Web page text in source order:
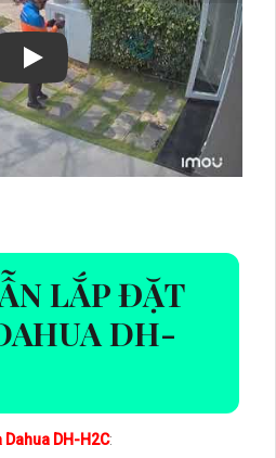
LẮP ĐẶT
DH-
DH-H2C: